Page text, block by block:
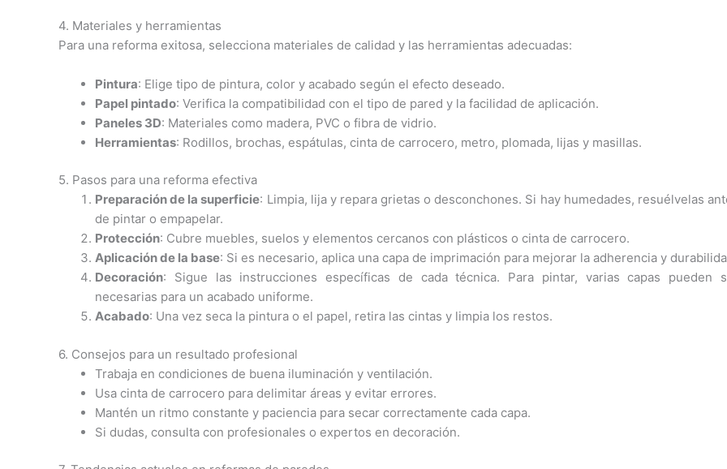
4. Materiales y herramientas
Para una reforma exitosa, selecciona materiales de calidad y las herramientas adecuadas:
Pintura: Elige tipo de pintura, color y acabado según el efecto deseado.
Papel pintado: Verifica la compatibilidad con el tipo de pared y la facilidad de aplicación.
Paneles 3D: Materiales como madera, PVC o fibra de vidrio.
Herramientas: Rodillos, brochas, espátulas, cinta de carrocero, metro, plomada, lijas y masillas.
5. Pasos para una reforma efectiva
Preparación de la superficie: Limpia, lija y repara grietas o desconchones. Si hay humedades, resuélvelas
de pintar o empapelar.
Protección: Cubre muebles, suelos y elementos cercanos con plásticos o cinta de carrocero.
Aplicación de la base: Si es necesario, aplica una capa de imprimación para mejorar la adherencia y
Decoración: Sigue las instrucciones específicas de cada técnica. Para pintar, varias capas pueden
necesarias para un acabado uniforme.
Acabado: Una vez seca la pintura o el papel, retira las cintas y limpia los restos.
6. Consejos para un resultado profesional
Trabaja en condiciones de buena iluminación y ventilación.
Usa cinta de carrocero para delimitar áreas y evitar errores.
Mantén un ritmo constante y paciencia para secar correctamente cada capa.
Si dudas, consulta con profesionales o expertos en decoración.